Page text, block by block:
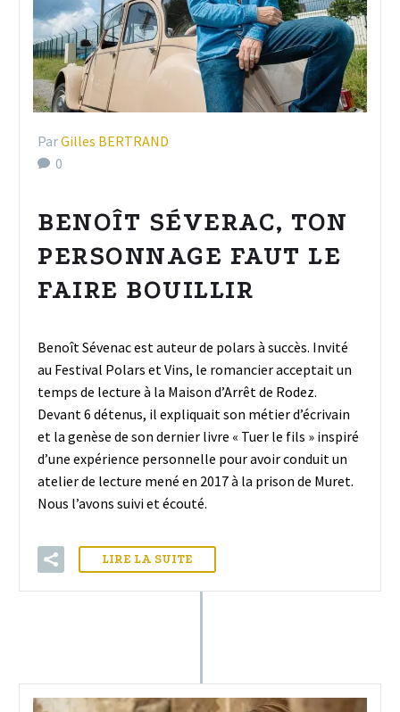
ParGilles BERTRAND
0
BENOÎT SÉVERAC, TON
PERSONNAGE FAUT LE
FAIRE BOUILLIR
Benoît Sévenac est auteur de polars à succès. Invité
au Festival Polars et Vins, le romancier acceptait un
temps de lecture à la Maison d’Arrêt de Rodez.
Devant 6 détenus, il expliquait son métier d’écrivain
et la genèse de son dernier livre « Tuer le fils » inspiré
d’une expérience personnelle pour avoir conduit un
atelier de lecture mené en 2017 à la prison de Muret.
Nous l’avons suivi et écouté.
LIRE LA SUITE